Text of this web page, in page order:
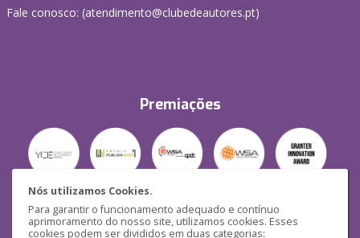
Nós utilizamos Cookies.
Para garantir o funcionamento adequado e contínuo
aprimoramento do nosso site, utilizamos cookies. Esses
cookies podem ser divididos em duas categorias:
Fale conosco: (atendimento@clubedeautores.pt)
Premiações
Segurança